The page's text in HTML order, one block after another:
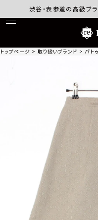
渋谷・表参道の高級ブラン
トップページ 取り扱いブランド パトゥ